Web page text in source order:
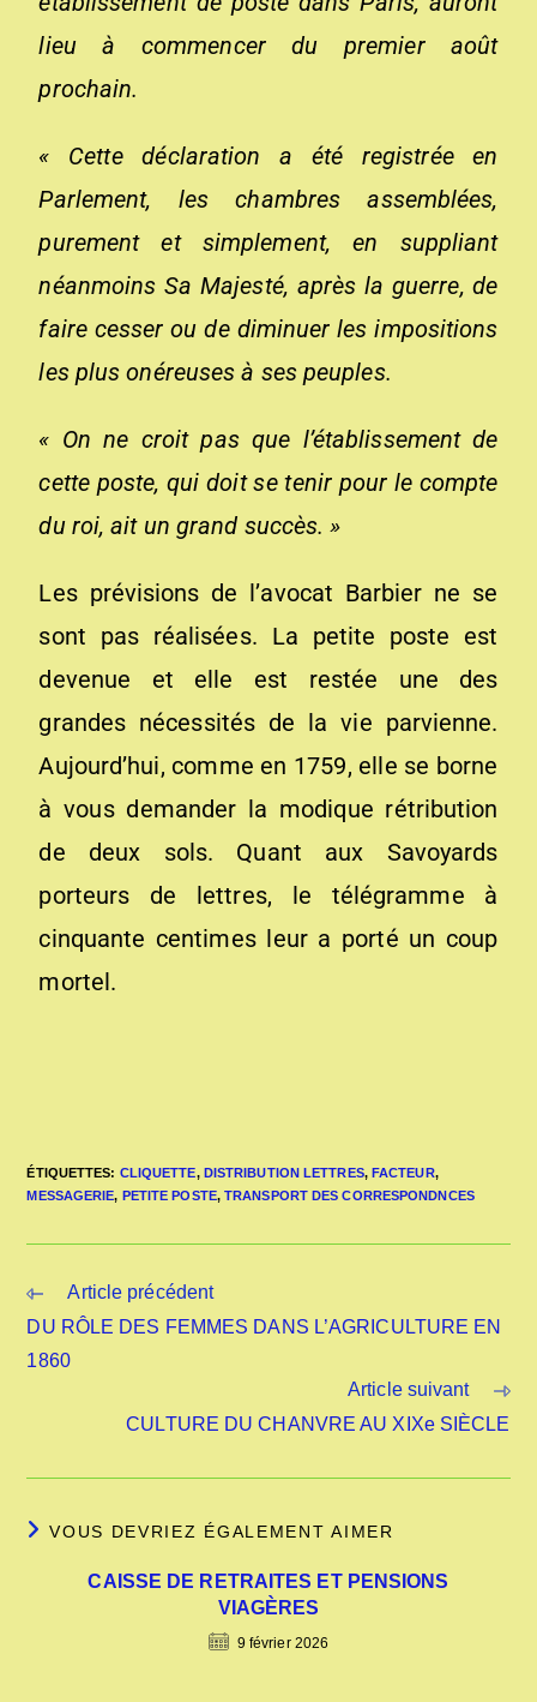
lieu à commencer du premier août
prochain.
« Cette déclaration a été registrée en
Parlement, les chambres assemblées,
purement et simplement, en suppliant
néanmoins Sa Majesté, après la guerre, de
faire cesser ou de diminuer les impositions
les plus onéreuses à ses peuples.
« On ne croit pas que l’établissement de
cette poste, qui doit se tenir pour le compte
du roi, ait un grand succès. »
Les prévisions de l’avocat Barbier ne se
sont pas réalisées. La petite poste est
devenue et elle est restée une des
grandes nécessités de la vie parvienne.
Aujourd’hui, comme en 1759, elle se borne
à vous demander la modique rétribution
de deux sols. Quant aux Savoyards
porteurs de lettres, le télégramme à
cinquante centimes leur a porté un coup
mortel.
ÉTIQUETTES: CLIQUETTE, DISTRIBUTION LETTRES, FACTEUR,
MESSAGERIE, PETITE POSTE, TRANSPORT DES CORRESPONDNCES
Article précédent
DU RÔLE DES FEMMES DANS L’AGRICULTURE EN
1860
Article suivant
CULTURE DU CHANVRE AU XIXe SIÈCLE
VOUS DEVRIEZ ÉGALEMENT AIMER
CAISSE DE RETRAITES ET PENSIONS
VIAGÈRES
9 février 2026